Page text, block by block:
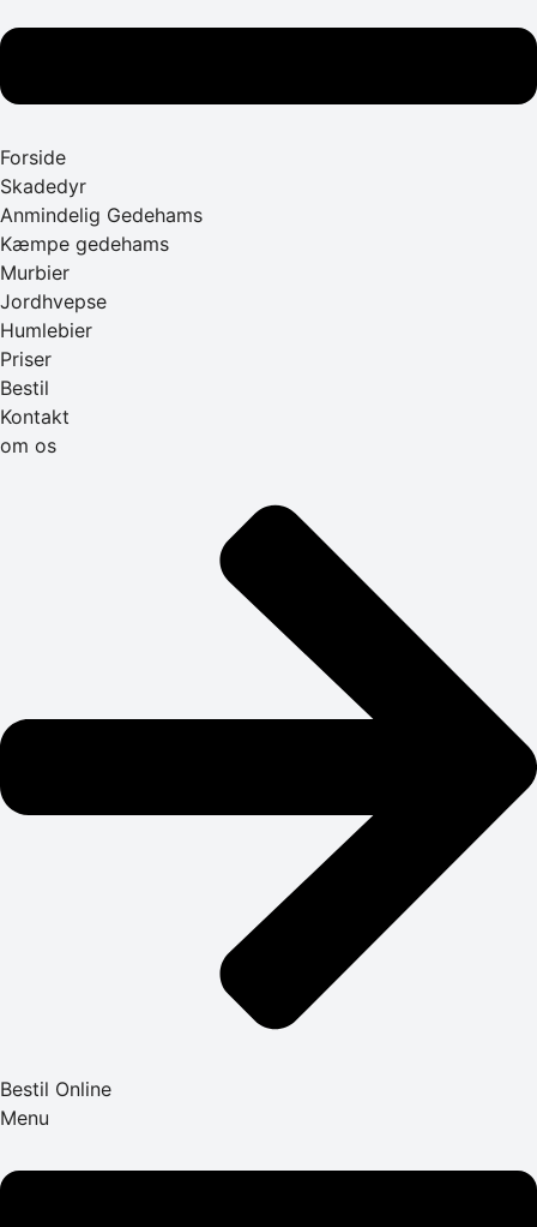
Forside
Skadedyr
Anmindelig Gedehams
Kæmpe gedehams
Murbier
Jordhvepse
Humlebier
Priser
Bestil
Kontakt
om os
Bestil Online
Menu